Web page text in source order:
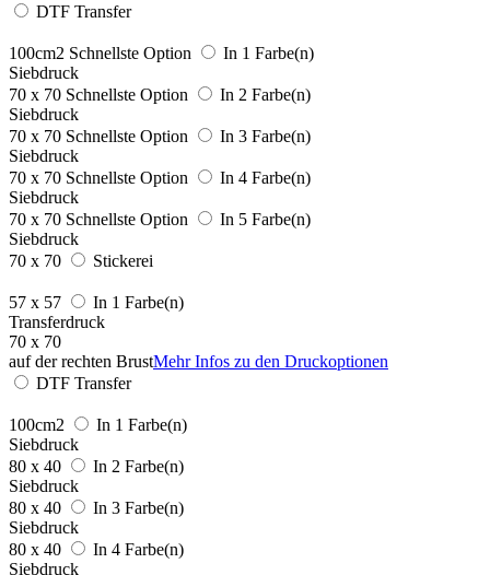
DTF Transfer
100cm2 Schnellste Option
In 1 Farbe(n)
Siebdruck
70 x 70 Schnellste Option
In 2 Farbe(n)
Siebdruck
70 x 70 Schnellste Option
In 3 Farbe(n)
Siebdruck
70 x 70 Schnellste Option
In 4 Farbe(n)
Siebdruck
70 x 70 Schnellste Option
In 5 Farbe(n)
Siebdruck
70 x 70
Stickerei
57 x 57
In 1 Farbe(n)
Transferdruck
70 x 70
auf der rechten BrustMehr Infos zu den Druckoptionen
DTF Transfer
100cm2
In 1 Farbe(n)
Siebdruck
80 x 40
In 2 Farbe(n)
Siebdruck
80 x 40
In 3 Farbe(n)
Siebdruck
80 x 40
In 4 Farbe(n)
Siebdruck